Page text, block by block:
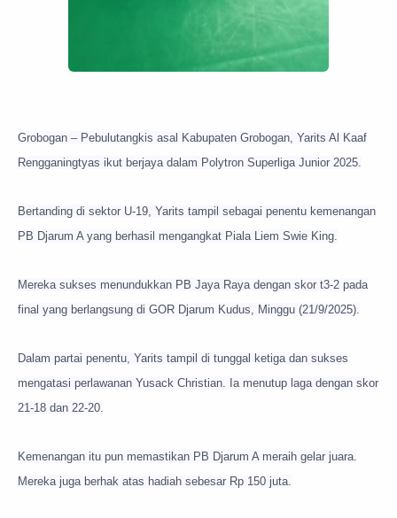
Grobogan – Pebulutangkis asal Kabupaten Grobogan, Yarits Al Kaaf
Rengganingtyas ikut berjaya dalam Polytron Superliga Junior 2025.
Bertanding di sektor U-19, Yarits tampil sebagai penentu kemenangan
PB Djarum A yang berhasil mengangkat Piala Liem Swie King.
Mereka sukses menundukkan PB Jaya Raya dengan skor t3-2 pada
final yang berlangsung di GOR Djarum Kudus, Minggu (21/9/2025).
Dalam partai penentu, Yarits tampil di tunggal ketiga dan sukses
mengatasi perlawanan Yusack Christian. Ia menutup laga dengan skor
21-18 dan 22-20.
Kemenangan itu pun memastikan PB Djarum A meraih gelar juara.
Mereka juga berhak atas hadiah sebesar Rp 150 juta.